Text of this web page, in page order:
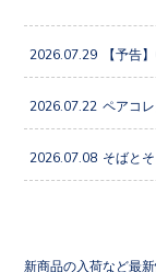
2026.07.29 【予告
2026.07.22 ペアコ
2026.07.08 そばとそ
新商品の入荷など最